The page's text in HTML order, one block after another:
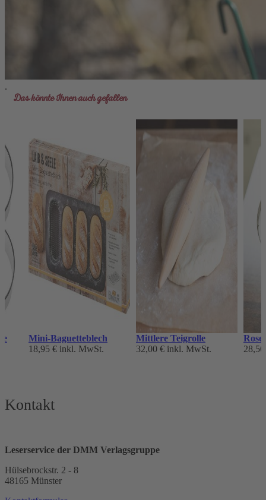
.
Das könnte Ihnen auch gefallen
Mini-Baguetteblech
18,95 € inkl. MwSt.
Mittlere Teigrolle
32,00 € inkl. MwSt.
Kontakt
Leserservice der DMM Verlagsgruppe
Hülsebrockstr. 2 - 8
48165 Münster